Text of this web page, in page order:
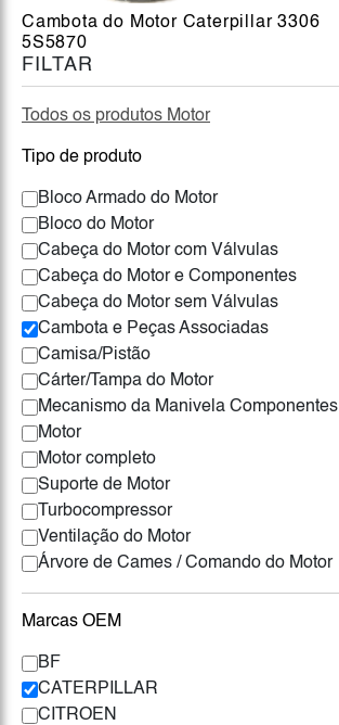
FILTAR
Todos os produtos Motor
Tipo de produto
Bloco Armado do Motor
Bloco do Motor
Cabeça do Motor com Válvulas
Cabeça do Motor e Componentes
Cabeça do Motor sem Válvulas
Cambota e Peças Associadas
Camisa/Pistão
Cárter/Tampa do Motor
Mecanismo da Manivela Componentes
Motor
Motor completo
Suporte de Motor
Turbocompressor
Ventilação do Motor
Árvore de Cames / Comando do Motor
Marcas OEM
BF
CATERPILLAR
CITROEN
Cambota do Motor Caterpillar 3306
5S5870